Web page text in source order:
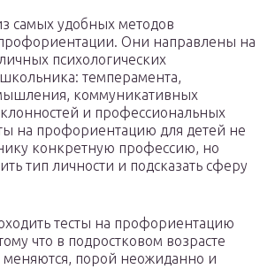
самых удобных методов
Они направлены на
психологических
темперамента,
коммуникативных
и профессиональных
на профориентацию для детей не
конкретную профессию, но
тип личности и подсказать сферу
тесты на профориентацию
что в подростковом возрасте
меняются, порой неожиданно и